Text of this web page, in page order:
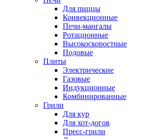
Для пиццы
Конвекционные
Печи-мангалы
Ротационные
Высокоскоростные
Подовые
Плиты
Электрические
Газовые
Индукционные
Комбинированные
Грили
Для кур
Для хот-догов
Пресс-грили